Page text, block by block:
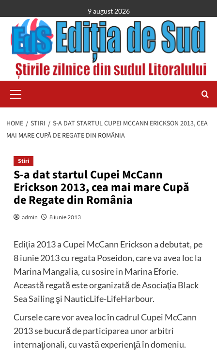
to
content
9 august 2026
Menu
HOME STIRI
S-A DAT STARTUL CUPEI MCCANN ERICKSON 2013, CEA
MAI MARE CUPĂ DE REGATE DIN ROMÂNIA
Stiri
S-a dat startul Cupei McCann
Erickson 2013, cea mai mare Cupă
de Regate din România
admin 8 iunie 2013
Ediţia 2013 a Cupei McCann Erickson a debutat, pe
8 iunie 2013 cu regata Poseidon, care va avea loc la
Marina Mangalia, cu sosire in Marina Eforie.
Această regată este organizată de Asociaţia Black
Sea Sailing şi NauticLife-LifeHarbour.
Cursele care vor avea loc în cadrul Cupei McCann
2013 se bucură de participarea unor arbitri
internaţionali, cu vastă experienţă în domeniu.